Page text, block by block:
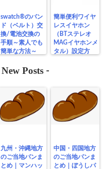
swatch®のバン
ド（ベルト）交
換/電池交換の
手順～素人でも
簡単な方法～
簡単便利ワイヤ
レスイヤホン
（BTステレオ
MAGイヤホンメ
タル）設定方
New Posts -
九州・沖縄地方
のご当地パンま
とめ｜マンハッ
中国・四国地方
のご当地パンま
とめ｜ぼうしパ